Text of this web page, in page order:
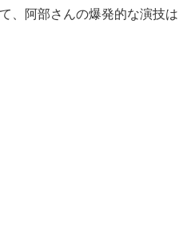
、阿部さんの爆発的な演技は